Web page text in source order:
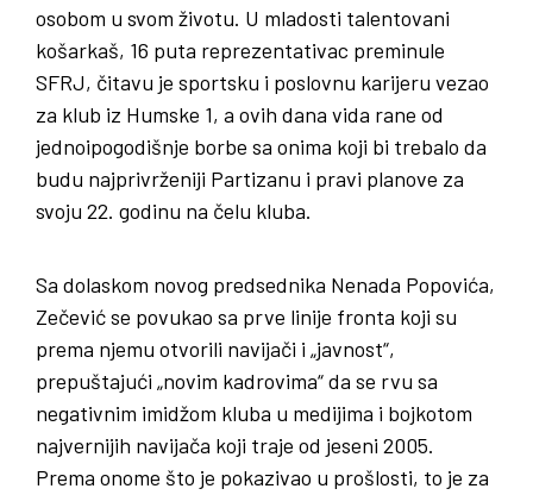
osobom u svom životu. U mladosti talentovani
košarkaš, 16 puta reprezentativac preminule
SFRJ, čitavu je sportsku i poslovnu karijeru vezao
za klub iz Humske 1, a ovih dana vida rane od
jednoipogodišnje borbe sa onima koji bi trebalo da
budu najprivrženiji Partizanu i pravi planove za
svoju 22. godinu na čelu kluba.
Sa dolaskom novog predsednika Nenada Popovića,
Zečević se povukao sa prve linije fronta koji su
prema njemu otvorili navijači i „javnost“,
prepuštajući „novim kadrovima“ da se rvu sa
negativnim imidžom kluba u medijima i bojkotom
najvernijih navijača koji traje od jeseni 2005.
Prema onome što je pokazivao u prošlosti, to je za